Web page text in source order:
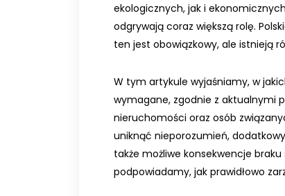
ekologicznych, jak i
odgrywają coraz większą rolę.
ten jest obowiązkowy, ale istnieją
W tym artykule wyjaśniamy, w
wymagane, zgodnie z aktualnymi
nieruchomości oraz osób
uniknąć nieporozumień,
także możliwe konsekwencje
podpowiadamy, jak prawidłowo